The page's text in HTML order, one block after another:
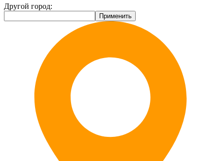
Другой город: